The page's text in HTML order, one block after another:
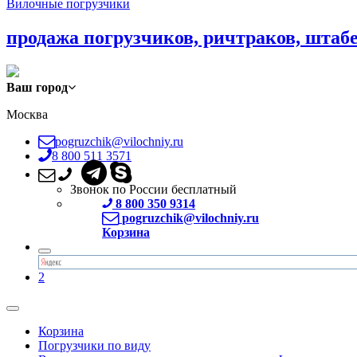
Вилочные погрузчики
продажа погрузчиков, ричтраков,
Ваш город
Москва
pogruzchik@vilochniy.ru
8 800 511 3571
Звонок по России бесплатный
8 800 350 9314
pogruzchik@vilochniy.ru
Корзина
2
Корзина
Погрузчики по виду